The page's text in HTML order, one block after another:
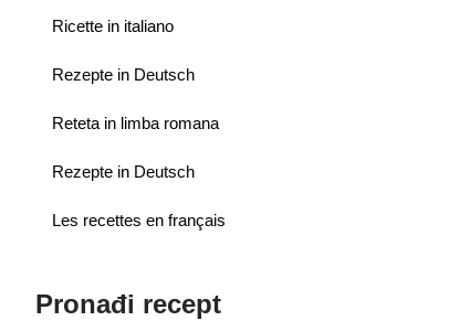
Ricette in italiano
Rezepte in Deutsch
Reteta in limba romana
Rezepte in Deutsch
Les recettes en français
Pronađi recept